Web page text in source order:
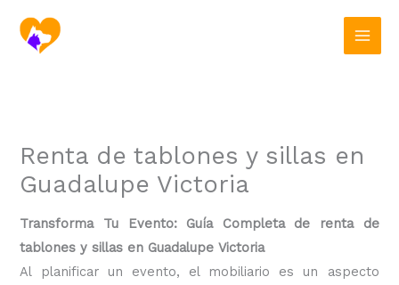
contenido
Renta de tablones y sillas en
Guadalupe Victoria
Transforma Tu Evento: Guía Completa de renta de
tablones y sillas en Guadalupe Victoria
Al planificar un evento, el mobiliario es un aspecto